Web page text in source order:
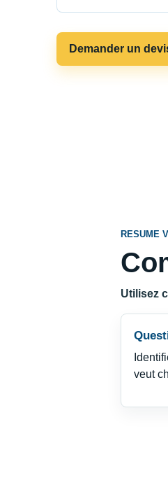
Demander un
RESUME
Utilisez
veut